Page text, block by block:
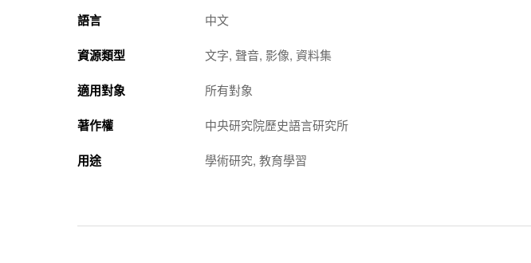
語言 中文
資源類型 文字, 聲音, 影像, 資料集
適用對象 所有對象
著作權 中央研究院歷史語言研究所
用途 學術研究, 教育學習